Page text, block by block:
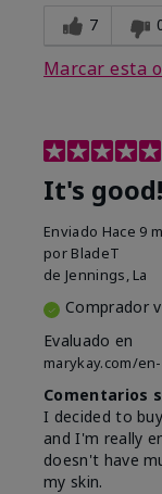
7
Marcar esta
It's good!
Enviado Hace 9
por BladeT
de Jennings, La
Comprador
Evaluado en
marykay.com/
Comentarios
I decided to
and I'm really
doesn't have
my skin.